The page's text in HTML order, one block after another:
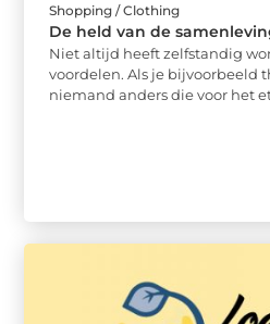
Shopping / Clothing
De held van de
Niet altijd heeft zelfstandig
voordelen. Als je bijvoorbeeld
niemand anders die voor het